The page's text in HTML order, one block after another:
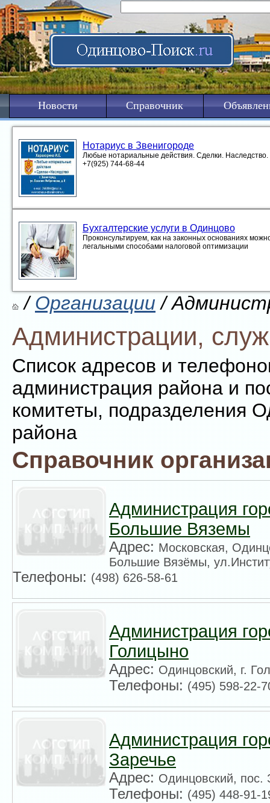
Новости Справочник
Нотариус в Звенигороде
Любые нотариальные действия. Сделки. Наследство.
+7(925) 744-68-44
Бухгалтерские услуги в Одинцово
Проконсультируем, как на законных основаниях
легальными способами налоговой оптимизации
/Организации/
Администрации,
Список адресов и
администрация района и
комитеты, подразделения
района
Справочник
Администрация
Большие Вяземы
Адрес:Московская,
Большие Вязёмы,
Телефоны:(498) 626-58-61
Администрация
Голицыно
Адрес:Одинцовский, г.
Телефоны:(495) 598-22-
Администрация
Заречье
Адрес:Одинцовский, пос.
Телефоны:(495) 448-91-